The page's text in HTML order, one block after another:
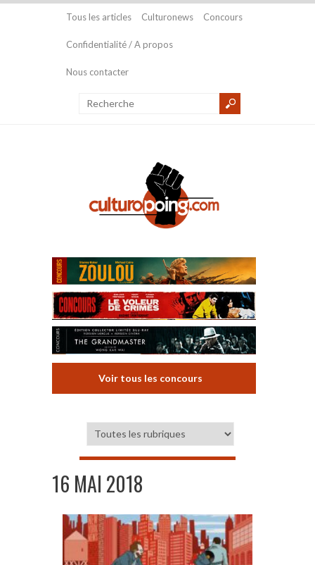
Tous les articles Culturonews Concours
Confidentialité / A propos
Nous contacter
Voir tous les concours
16 MAI 2018